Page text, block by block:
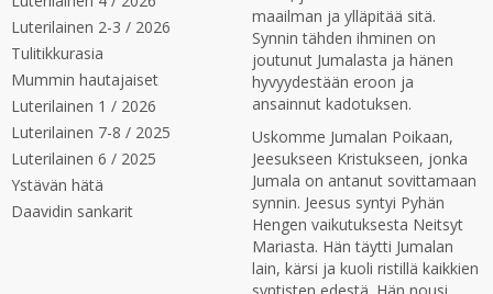
Luterilainen 2-3 / 2026
Tulitikkurasia
Mummin hautajaiset
Luterilainen 1 / 2026
Luterilainen 7-8 / 2025
Luterilainen 6 / 2025
Ystävän hätä
Daavidin sankarit
maailman ja ylläpitää sitä.
Synnin tähden ihminen on
joutunut Jumalasta ja hänen
hyvyydestään eroon ja
ansainnut kadotuksen.
Uskomme Jumalan Poikaan,
Jeesukseen Kristukseen, jonka
Jumala on antanut sovittamaan
synnin. Jeesus syntyi Pyhän
Hengen vaikutuksesta Neitsyt
Mariasta. Hän täytti Jumalan
lain, kärsi ja kuoli ristillä kaikkien